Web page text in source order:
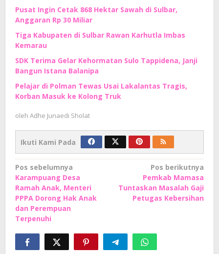
Pusat Ingin Cetak 868 Hektar Sawah di Sulbar,
Anggaran Rp 30 Miliar
Tiga Kabupaten di Sulbar Rawan Karhutla Imbas
Kemarau
SDK Terima Gelar Kehormatan Sulo Tappidena, Janji
Bangun Istana Balanipa
Pelajar di Polman Tewas Usai Lakalantas Tragis,
Korban Masuk ke Kolong Truk
oleh Adhe Junaedi Sholat
Ikuti Kami Pada
Navigasi
pos
Pos sebelumnya
Karampuang Desa
Ramah Anak, Menteri
PPPA Dorong Hak Anak
dan Perempuan
Terpenuhi
Pos berikutnya
Pemkab Mamasa
Tuntaskan Masalah Gaji
Petugas Kebersihan